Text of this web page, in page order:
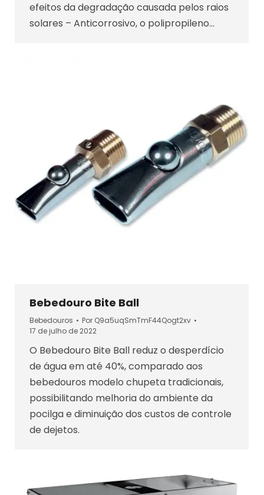
efeitos da degradação causada pelos raios
solares – Anticorrosivo, o polipropileno…
Bebedouro Bite Ball
Bebedouros Por Q9a5uqSmTmF44Qogt2xv
17 de julho de 2022
O Bebedouro Bite Ball reduz o desperdício
de água em até 40%, comparado aos
bebedouros modelo chupeta tradicionais,
possibilitando melhoria do ambiente da
pocilga e diminuição dos custos de controle
de dejetos.